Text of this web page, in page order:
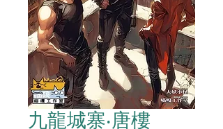
九龍城寨‧唐樓